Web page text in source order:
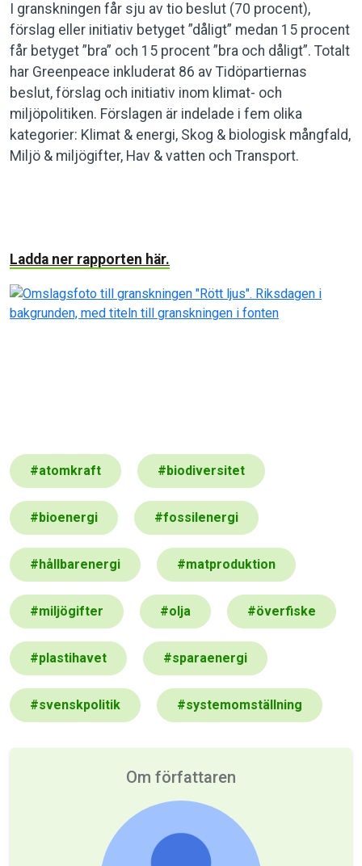
I granskningen får sju av tio beslut (70 procent),
förslag eller initiativ betyget ”dåligt” medan 15 procent
får betyget ”bra” och 15 procent ”bra och dåligt”. Totalt
har Greenpeace inkluderat 86 av Tidöpartiernas
beslut, förslag och initiativ inom klimat- och
miljöpolitiken. Förslagen är indelade i fem olika
kategorier: Klimat & energi, Skog & biologisk mångfald,
Miljö & miljögifter, Hav & vatten och Transport.
Ladda ner rapporten här.
#atomkraft #biodiversitet
#bioenergi #fossilenergi
#hållbarenergi #matproduktion
#miljögifter #olja #överfiske
#plastihavet #sparaenergi
#svenskpolitik #systemomställning
Om författaren